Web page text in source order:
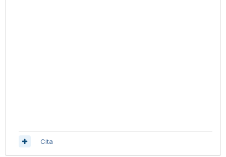
Cita